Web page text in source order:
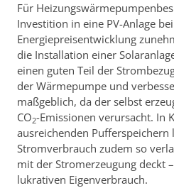
Für
Investition in eine PV-Anlage
Energiepreisentwicklung
die Installation einer
einen guten Teil der
der Wärmepumpe und
maßgeblich, da der selbst
CO2-Emissionen verursacht. In
ausreichenden Pufferspeichern
Stromverbrauch zudem so
mit der Stromerzeugung deckt
lukrativen Eigenverbrauch.